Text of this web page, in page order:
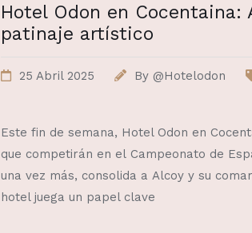
Hotel Odon en
patinaje artístico
25 Abril 2025 By @Hotelodon
Este fin de semana, Hotel Odon en
que competirán en el Campeonato de
una vez más, consolida a Alcoy y su
hotel juega un papel clave